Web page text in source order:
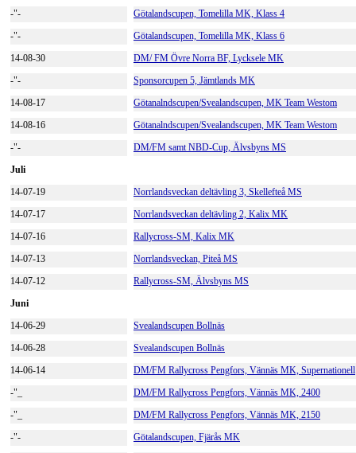
-"-
Götalandscupen, Tomelilla MK, Klass 4
-"-
Götalandscupen, Tomelilla MK, Klass 6
14-08-30
DM/ FM Övre Norra BF, Lycksele MK
-"-
Sponsorcupen 5, Jämtlands MK
14-08-17
Götanalndscupen/Svealandscupen, MK Team Westom
14-08-16
Götanalndscupen/Svealandscupen, MK Team Westom
-"-
DM/FM samt NBD-Cup, Älvsbyns MS
Juli
14-07-19
Norrlandsveckan deltävling 3, Skellefteå MS
14-07-17
Norrlandsveckan deltävling 2, Kalix MK
14-07-16
Rallycross-SM, Kalix MK
14-07-13
Norrlandsveckan, Piteå MS
14-07-12
Rallycross-SM, Älvsbyns MS
Juni
14-06-29
Svealandscupen Bollnäs
14-06-28
Svealandscupen Bollnäs
14-06-14
DM/FM Rallycross Pengfors, Vännäs MK, Supernationell
-"_
DM/FM Rallycross Pengfors, Vännäs MK, 2400
-"_
DM/FM Rallycross Pengfors, Vännäs MK, 2150
-"-
Götalandscupen, Fjärås MK